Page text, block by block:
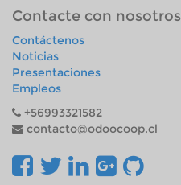
Contacte con nosotros
Contáctenos
Noticias
Presentaciones
Empleos
+56993321582
contacto@odoocoop.cl